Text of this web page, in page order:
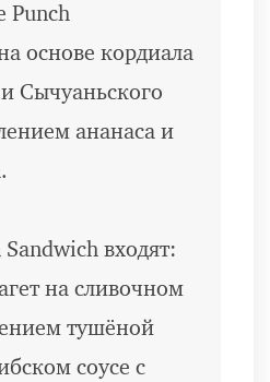
Punch
основе кордиала
Сычуаньского
ананаса и
входят:
на сливочном
тушёной
соусе с